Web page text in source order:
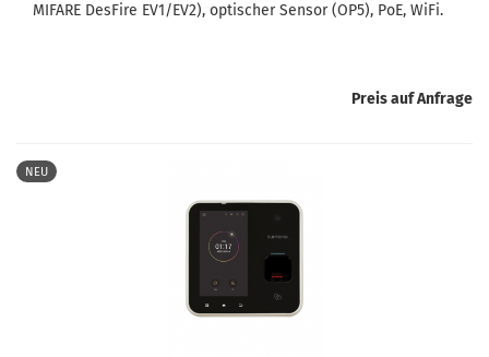
MIFARE DesFire EV1/EV2), optischer Sensor (OP5), PoE, WiFi.
Preis auf Anfrage
NEU